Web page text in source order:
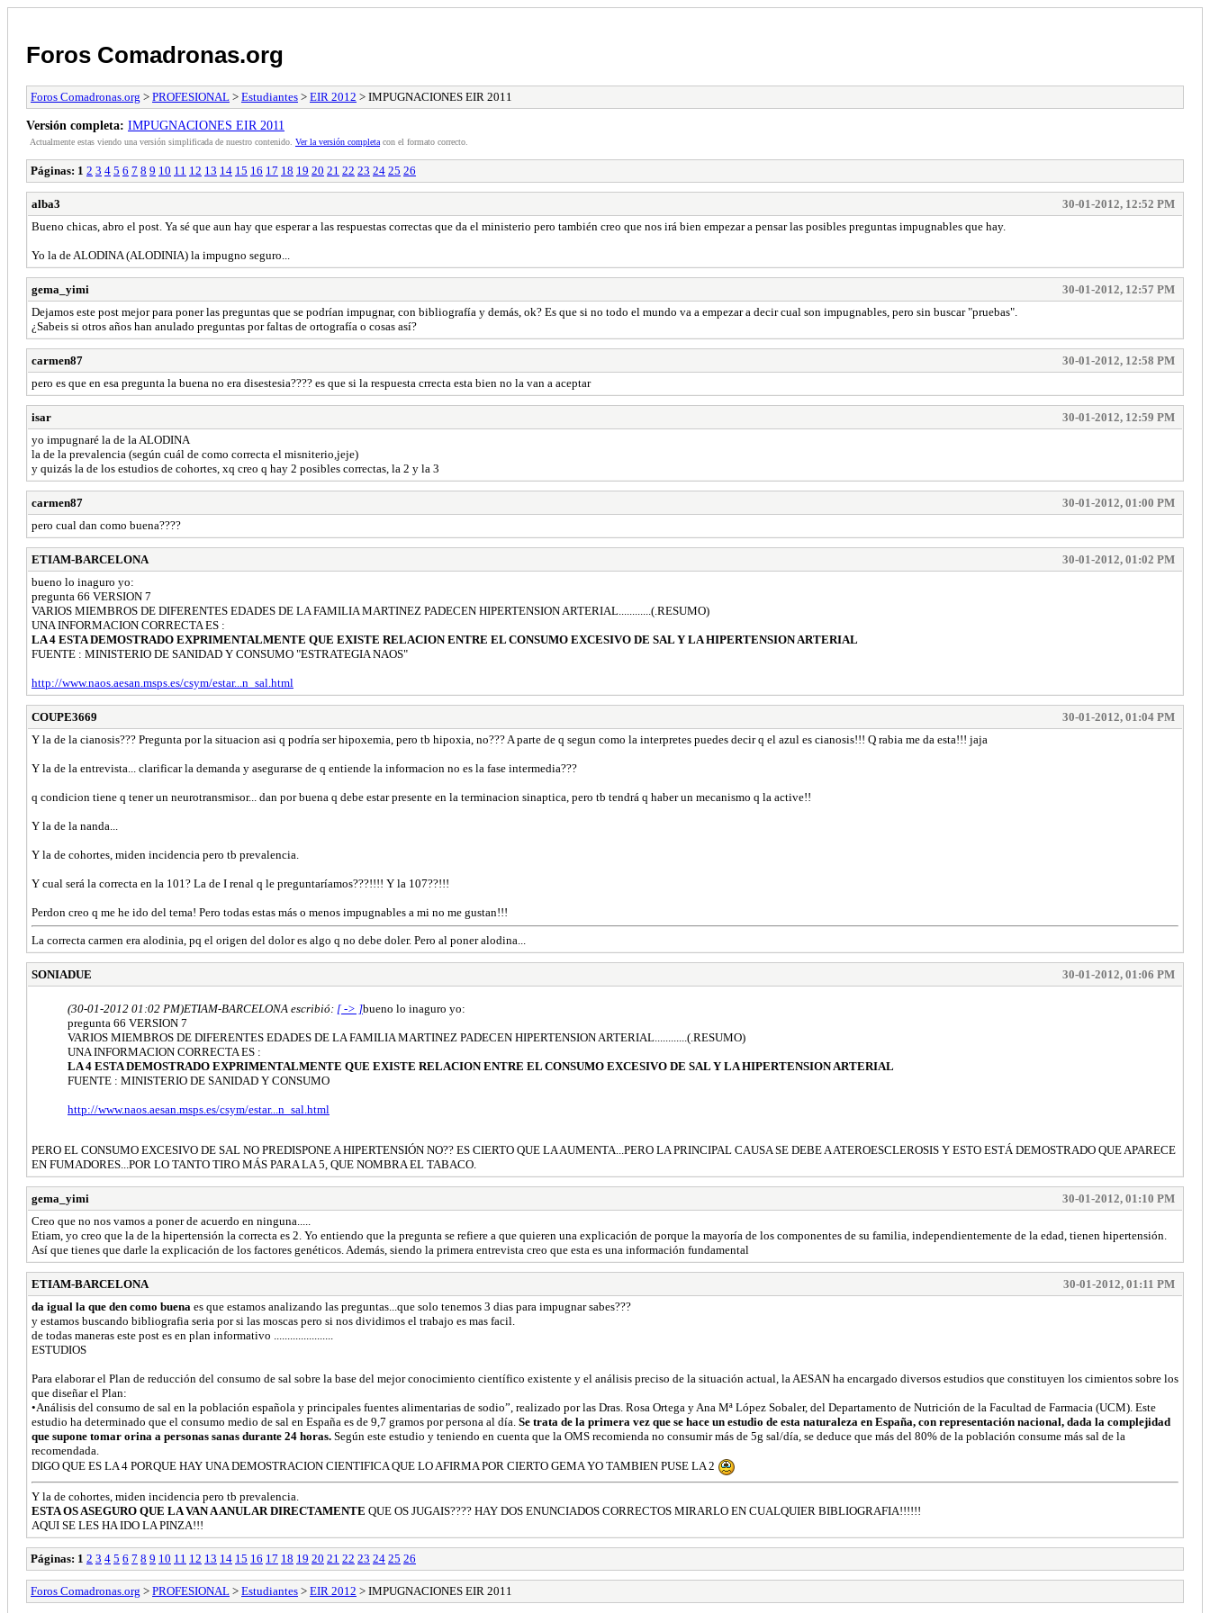
Foros Comadronas.org
Foros Comadronas.org > PROFESIONAL > Estudiantes > EIR 2012 > IMPUGNACIONES EIR 2011
Versión completa: IMPUGNACIONES EIR 2011
Actualmente estas viendo una versión simplificada de nuestro contenido. Ver la versión completa con el formato correcto.
Páginas: 1 2 3 4 5 6 7 8 9 10 11 12 13 14 15 16 17 18 19 20 21 22 23 24 25 26
alba3
30-01-2012, 12:52 PM
Bueno chicas, abro el post. Ya sé que aun hay que esperar a las respuestas correctas que da el ministerio pero también creo que nos irá bien empezar a pensar las posibles preguntas impugnables que hay.
Yo la de ALODINA (ALODINIA) la impugno seguro...
gema_yimi
30-01-2012, 12:57 PM
Dejamos este post mejor para poner las preguntas que se podrían impugnar, con bibliografía y demás, ok? Es que si no todo el mundo va a empezar a decir cual son impugnables, pero sin buscar "pruebas".
¿Sabeis si otros años han anulado preguntas por faltas de ortografía o cosas así?
carmen87
30-01-2012, 12:58 PM
pero es que en esa pregunta la buena no era disestesia???? es que si la respuesta crrecta esta bien no la van a aceptar
isar
30-01-2012, 12:59 PM
yo impugnaré la de la ALODINA
la de la prevalencia (según cuál de como correcta el misniterio,jeje)
y quizás la de los estudios de cohortes, xq creo q hay 2 posibles correctas, la 2 y la 3
carmen87
30-01-2012, 01:00 PM
pero cual dan como buena????
ETIAM-BARCELONA
30-01-2012, 01:02 PM
bueno lo inaguro yo:
pregunta 66 VERSION 7
VARIOS MIEMBROS DE DIFERENTES EDADES DE LA FAMILIA MARTINEZ PADECEN HIPERTENSION ARTERIAL............(.RESUMO)
UNA INFORMACION CORRECTA ES :
LA 4 ESTA DEMOSTRADO EXPRIMENTALMENTE QUE EXISTE RELACION ENTRE EL CONSUMO EXCESIVO DE SAL Y LA HIPERTENSION ARTERIAL
FUENTE : MINISTERIO DE SANIDAD Y CONSUMO "ESTRATEGIA NAOS"
http://www.naos.aesan.msps.es/csym/estar...n_sal.html
COUPE3669
30-01-2012, 01:04 PM
Y la de la cianosis??? Pregunta por la situacion asi q podría ser hipoxemia, pero tb hipoxia, no??? A parte de q segun como la interpretes puedes decir q el azul es cianosis!!! Q rabia me da esta!!! jaja
Y la de la entrevista... clarificar la demanda y asegurarse de q entiende la informacion no es la fase intermedia???
q condicion tiene q tener un neurotransmisor... dan por buena q debe estar presente en la terminacion sinaptica, pero tb tendrá q haber un mecanismo q la active!!
Y la de la nanda...
Y la de cohortes, miden incidencia pero tb prevalencia.
Y cual será la correcta en la 101? La de I renal q le preguntaríamos???!!!! Y la 107??!!!
Perdon creo q me he ido del tema! Pero todas estas más o menos impugnables a mi no me gustan!!!
La correcta carmen era alodinia, pq el origen del dolor es algo q no debe doler. Pero al poner alodina...
SONIADUE 30-01-2012, 01:06 PM
(30-01-2012 01:02 PM)ETIAM-BARCELONA escribió: [ -> ]bueno lo inaguro yo:
pregunta 66 VERSION 7
VARIOS MIEMBROS DE DIFERENTES EDADES DE LA FAMILIA MARTINEZ PADECEN HIPERTENSION ARTERIAL............(.RESUMO)
UNA INFORMACION CORRECTA ES :
LA 4 ESTA DEMOSTRADO EXPRIMENTALMENTE QUE EXISTE RELACION ENTRE EL CONSUMO EXCESIVO DE SAL Y LA HIPERTENSION ARTERIAL
FUENTE : MINISTERIO DE SANIDAD Y CONSUMO
http://www.naos.aesan.msps.es/csym/estar...n_sal.html
PERO EL CONSUMO EXCESIVO DE SAL NO PREDISPONE A HIPERTENSIÓN NO?? ES CIERTO QUE LA AUMENTA...PERO LA PRINCIPAL CAUSA SE DEBE A ATEROESCLEROSIS Y ESTO ESTÁ DEMOSTRADO QUE APARECE
EN FUMADORES...POR LO TANTO TIRO MÁS PARA LA 5, QUE NOMBRA EL TABACO.
gema_yimi
30-01-2012, 01:10 PM
Creo que no nos vamos a poner de acuerdo en ninguna.....
Etiam, yo creo que la de la hipertensión la correcta es 2. Yo entiendo que la pregunta se refiere a que quieren una explicación de porque la mayoría de los componentes de su familia, independientemente de la edad, tienen hipertensión.
Así que tienes que darle la explicación de los factores genéticos. Además, siendo la primera entrevista creo que esta es una información fundamental
ETIAM-BARCELONA
30-01-2012, 01:11 PM
da igual la que den como buena es que estamos analizando las preguntas...que solo tenemos 3 dias para impugnar sabes???
y estamos buscando bibliografia seria por si las moscas pero si nos dividimos el trabajo es mas facil.
de todas maneras este post es en plan informativo ......................
ESTUDIOS
Para elaborar el Plan de reducción del consumo de sal sobre la base del mejor conocimiento científico existente y el análisis preciso de la situación actual, la AESAN ha encargado diversos estudios que constituyen los cimientos sobre los
que diseñar el Plan:
•Análisis del consumo de sal en la población española y principales fuentes alimentarias de sodio”, realizado por las Dras. Rosa Ortega y Ana Mª López Sobaler, del Departamento de Nutrición de la Facultad de Farmacia (UCM). Este
estudio ha determinado que el consumo medio de sal en España es de 9,7 gramos por persona al día. Se trata de la primera vez que se hace un estudio de esta naturaleza en España, con representación nacional, dada la complejidad
que supone tomar orina a personas sanas durante 24 horas. Según este estudio y teniendo en cuenta que la OMS recomienda no consumir más de 5g sal/día, se deduce que más del 80% de la población consume más sal de la
recomendada.
DIGO QUE ES LA 4 PORQUE HAY UNA DEMOSTRACION CIENTIFICA QUE LO AFIRMA POR CIERTO GEMA YO TAMBIEN PUSE LA 2
Y la de cohortes, miden incidencia pero tb prevalencia.
ESTA OS ASEGURO QUE LA VAN A ANULAR DIRECTAMENTE QUE OS JUGAIS???? HAY DOS ENUNCIADOS CORRECTOS MIRARLO EN CUALQUIER BIBLIOGRAFIA!!!!!!
AQUI SE LES HA IDO LA PINZA!!!
Páginas: 1 2 3 4 5 6 7 8 9 10 11 12 13 14 15 16 17 18 19 20 21 22 23 24 25 26
Foros Comadronas.org > PROFESIONAL > Estudiantes > EIR 2012 > IMPUGNACIONES EIR 2011